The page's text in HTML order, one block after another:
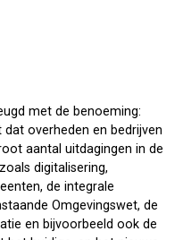
met de benoeming:
overheden en bedrijven
aantal uitdagingen in de
digitalisering,
de integrale
Omgevingswet, de
en bijvoorbeeld ook de